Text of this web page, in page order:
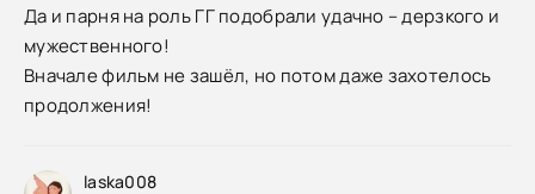
Да и парня на роль ГГ подобрали удачно – дерзкого и
мужественного!
Вначале фильм не зашёл, но потом даже захотелось
продолжения!
laska008